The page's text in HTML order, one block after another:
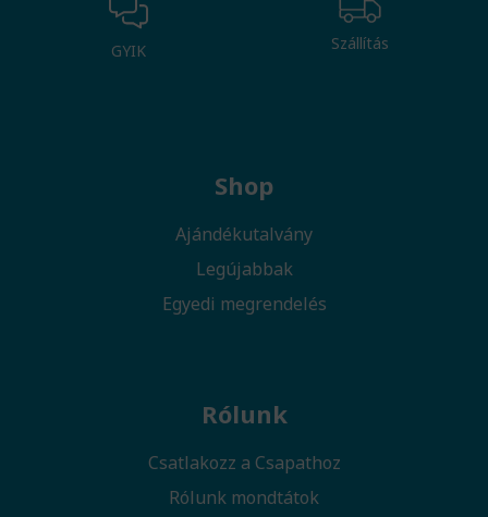
GYIK Szállítás
Shop
Ajándékutalvány
Legújabbak
Egyedi megrendelés
Rólunk
Csatlakozz a Csapathoz
Rólunk mondtátok